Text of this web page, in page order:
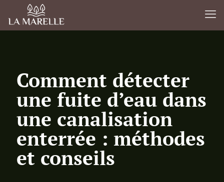
Comment détecter
une fuite d’eau dans
une canalisation
enterrée : méthodes
et conseils